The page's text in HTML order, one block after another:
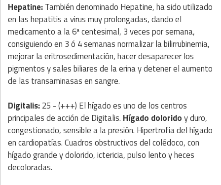
Hepatine:También denominado Hepatine, ha sido utilizado
en las hepatitis a virus muy prolongadas, dando el
medicamento a la 6ª centesimal, 3 veces por semana,
consiguiendo en 3 ó 4 semanas normalizar la bilirrubinemia,
mejorar la eritrosedimentación, hacer desaparecer los
pigmentos y sales biliares de la erina y detener el aumento
de las transaminasas en sangre.
Digitalis:25 - (+++) El hígado es uno de los centros
principales de acción de Digitalis. Hígado doloridoy duro,
congestionado, sensible a la presión. Hipertrofia del hígado
en cardiopatías. Cuadros obstructivos del colédoco, con
hígado grande y dolorido, ictericia, pulso lento y heces
decoloradas.